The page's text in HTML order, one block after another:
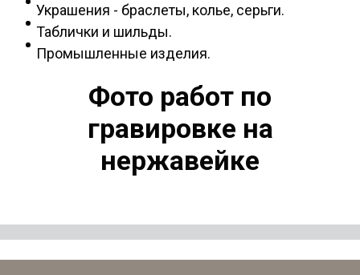
Украшения - браслеты, колье, серьги.
Таблички и шильды.
Промышленные изделия.
Фото работ по
гравировке на
нержавейке